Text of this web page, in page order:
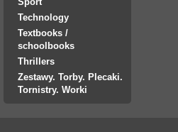
Sport
Technology
Textbooks /
schoolbooks
Thrillers
Zestawy. Torby. Plecaki.
Tornistry. Worki